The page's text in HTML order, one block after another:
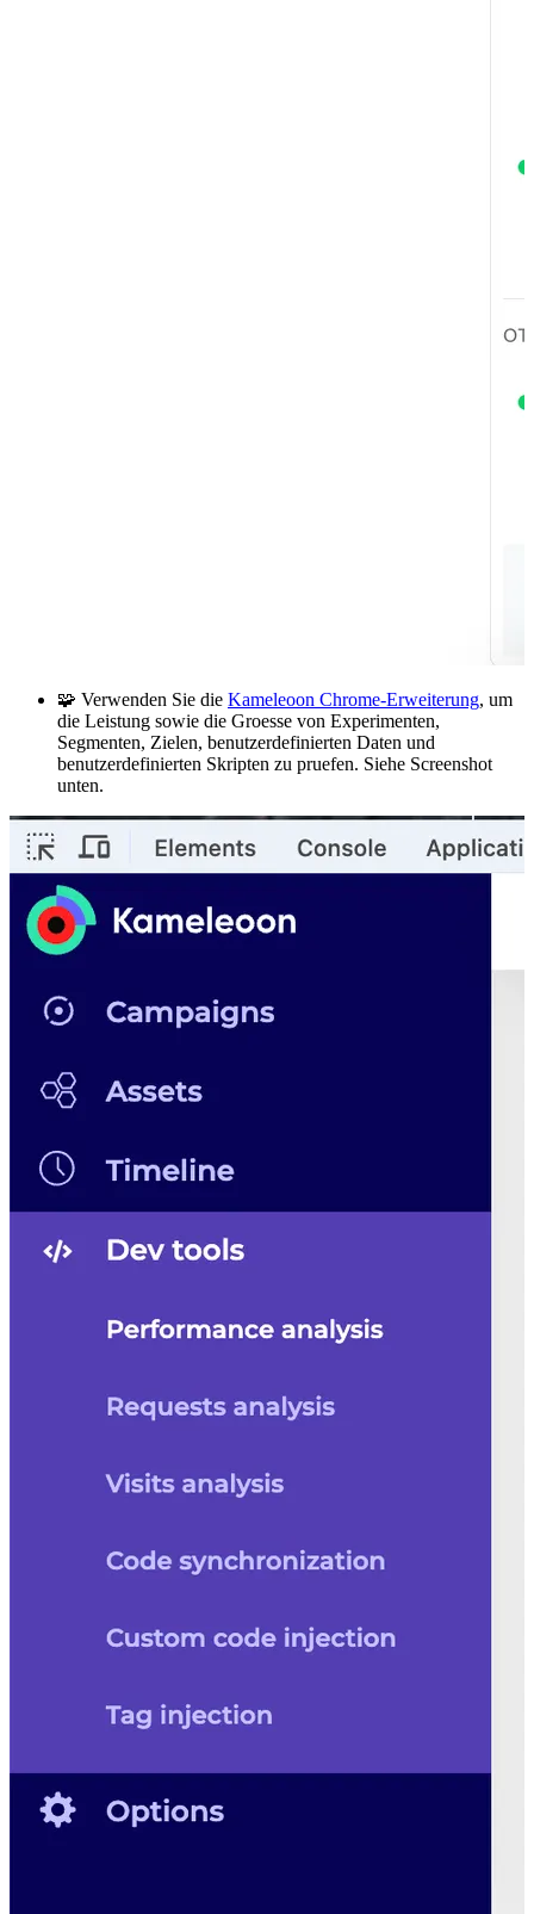
🧩 Verwenden Sie die Kameleoon Chrome-Erweiterung, um
die Leistung sowie die Groesse von Experimenten,
Segmenten, Zielen, benutzerdefinierten Daten und
benutzerdefinierten Skripten zu pruefen. Siehe Screenshot
unten.